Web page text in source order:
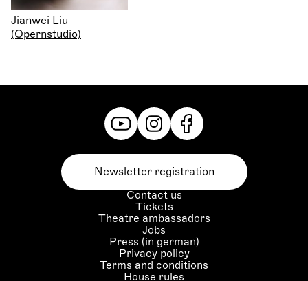
Jianwei Liu
(Opernstudio)
Contact us
Tickets
Theatre ambassadors
Jobs
Press (in german)
Privacy policy
Terms and conditions
House rules
Newsletter registration